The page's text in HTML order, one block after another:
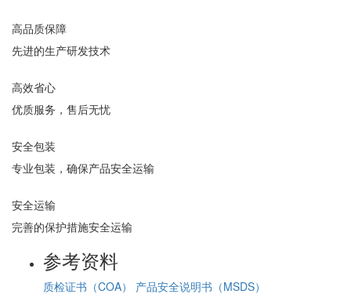
高品质保障
先进的生产研发技术
高效省心
优质服务，售后无忧
安全包装
专业包装，确保产品安全运输
安全运输
完善的保护措施安全运输
参考资料
质检证书（COA） 产品安全说明书（MSDS）